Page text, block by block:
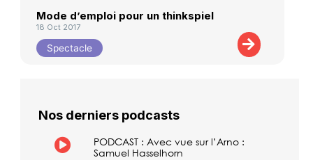
Mode d’emploi pour un thinkspiel
18 Oct 2017
Spectacle
Nos derniers podcasts
PODCAST : Avec vue sur l’Arno :
Samuel Hasselhorn